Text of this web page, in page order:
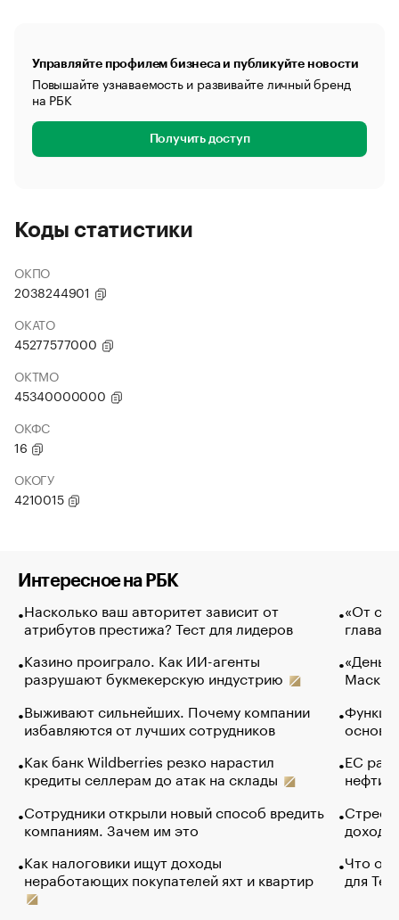
Управляйте профилем бизнеса и публикуйте новости
Повышайте узнаваемость и развивайте личный бренд
на РБК
Получить доступ
Коды статистики
ОКПО
2038244901
ОКАТО
45277577000
ОКТМО
45340000000
ОКФС
16
ОКОГУ
4210015
Интересное на РБК
Насколько ваш авторитет зависит от
атрибутов престижа? Тест для лидеров
Казино проиграло. Как ИИ-агенты
разрушают букмекерскую индустрию
Выживают сильнейших. Почему компании
избавляются от лучших сотрудников
Как банк Wildberries резко нарастил
кредиты селлерам до атак на склады
Сотрудники открыли новый способ вредить
компаниям. Зачем им это
Как налоговики ищут доходы
неработающих покупателей яхт и квартир
«От
глава
Маск в
основ
ЕС
нефти
Что
для